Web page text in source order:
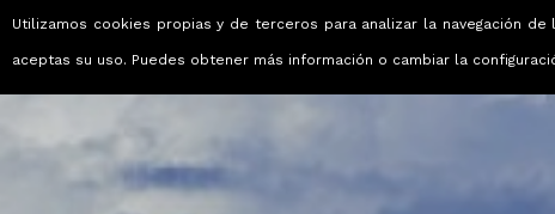
Viajes que emocionan
Utilizamos cookies propias y de terceros para analizar la navegación
aceptas su uso. Puedes obtener más información o cambiar la